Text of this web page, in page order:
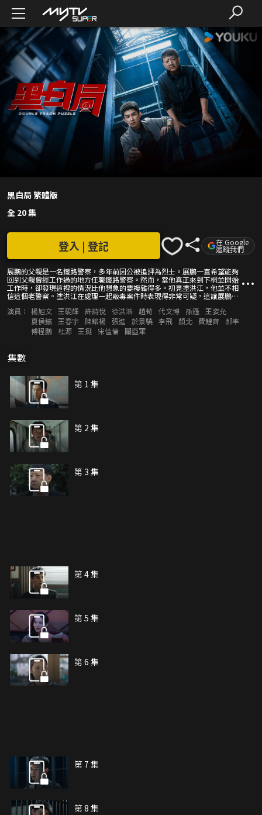
黑白局 繁體版
全 20 集
展鵬的父親是一名鐵路警察，多年前因公被追評為烈士。展鵬一直希望能夠
回到父親曾經工作過的地方任職鐵路警察。然而，當他真正來到下桐並開始
工作時，卻發現這裡的情況比他想象的要複雜得多。初見塗洪江，他並不相
信這個老警察。塗洪江在處理一起販毒案件時表現得非常可疑，這讓展鵬對
清白。後在攜手辦案的過程中，展鵬逐漸對塗洪江產生敬意，兩人最終聯手
將幕後主使緝拿歸案。
登入 | 登記 在 Google
追蹤我們
演員： 楊旭文 王硯輝 許詩悅 徐洪浩 趙荀 代文博 孫遜
王姿允
夏侯鑌 王春宇 陳銘楊 張進 於景驍 李飛 顏北 費鯉齊
郝率
傅程鵬
杜源 王挺 宋佳倫 關亞軍
集數
第 1 集
第 2 集
第 3 集
第 4 集
第 5 集
第 6 集
第 7 集
第 8 集